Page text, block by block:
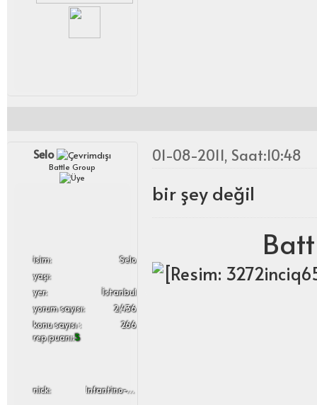
Selo
Battle Group
i̇sim:
Selo
yaşı:
yer:
İstanbul
yorum sayısı:
2,436
konu sayısı :
266
rep puanı:5
nick: Infantino-Skypulszz
01-08-2011, Saat:10:48
bir şey değil